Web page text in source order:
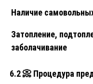
Наличие
Затопление,
заболачивание
6.2 📀 Процедура